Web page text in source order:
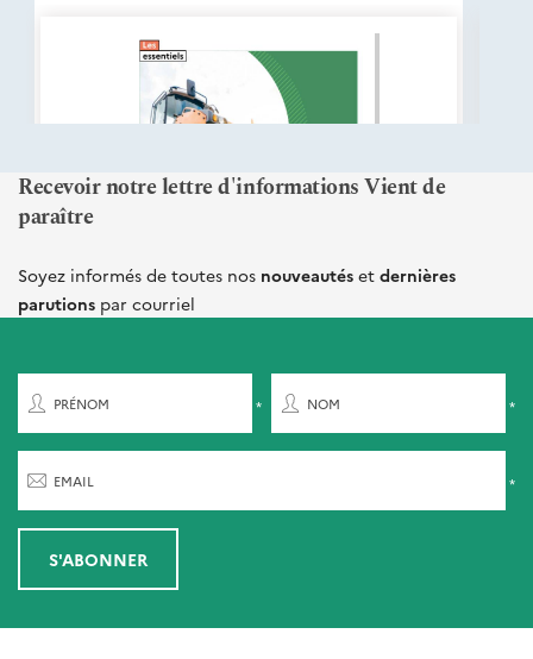
Recevoir notre lettre d'informations Vient de
paraître
Soyez informés de toutes nos nouveautés et dernières
parutions par courriel
PRÉNOM NOM
EMAIL
S'ABONNER